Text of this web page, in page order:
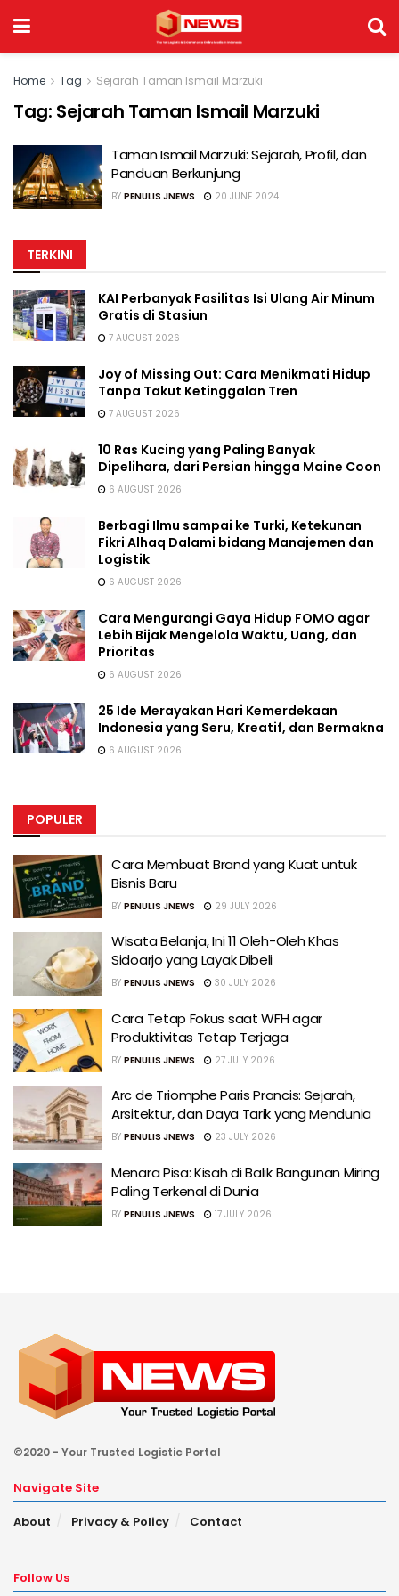
Home Tag Sejarah Taman Ismail Marzuki
Tag: Sejarah Taman Ismail Marzuki
Taman Ismail Marzuki: Sejarah, Profil, dan
Panduan Berkunjung
BY PENULIS JNEWS 20 JUNE 2024
TERKINI
KAI Perbanyak Fasilitas Isi Ulang Air Minum
Gratis di Stasiun
7 AUGUST 2026
Joy of Missing Out: Cara Menikmati Hidup
Tanpa Takut Ketinggalan Tren
7 AUGUST 2026
10 Ras Kucing yang Paling Banyak
Dipelihara, dari Persian hingga Maine Coon
6 AUGUST 2026
Berbagi Ilmu sampai ke Turki, Ketekunan
Fikri Alhaq Dalami bidang Manajemen dan
Logistik
6 AUGUST 2026
Cara Mengurangi Gaya Hidup FOMO agar
Lebih Bijak Mengelola Waktu, Uang, dan
Prioritas
6 AUGUST 2026
25 Ide Merayakan Hari Kemerdekaan
Indonesia yang Seru, Kreatif, dan Bermakna
6 AUGUST 2026
POPULER
Cara Membuat Brand yang Kuat untuk
Bisnis Baru
BY PENULIS JNEWS 29 JULY 2026
Wisata Belanja, Ini 11 Oleh-Oleh Khas
Sidoarjo yang Layak Dibeli
BY PENULIS JNEWS 30 JULY 2026
Cara Tetap Fokus saat WFH agar
Produktivitas Tetap Terjaga
BY PENULIS JNEWS 27 JULY 2026
Arc de Triomphe Paris Prancis: Sejarah,
Arsitektur, dan Daya Tarik yang Mendunia
BY PENULIS JNEWS 23 JULY 2026
Menara Pisa: Kisah di Balik Bangunan Miring
Paling Terkenal di Dunia
BY PENULIS JNEWS 17 JULY 2026
©2020 - Your Trusted Logistic Portal
Navigate Site
About
Privacy & Policy Contact
Follow Us